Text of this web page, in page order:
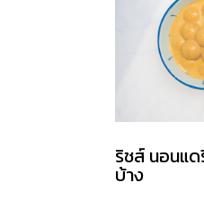
ริชส์ นอนแด
บ้าง